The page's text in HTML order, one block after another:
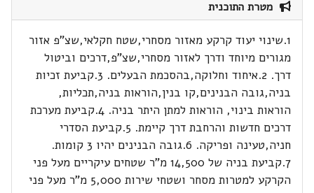
מטרת התוכנית
1.שינוי יעוד קרקע מאזור מסחרי,שטח חקלאי,שצ"פ אזור
מגורים מיוחד ודרך לאזור מסחרי,שצ"פ,דרכים וביטול
דרך. 2.איחוד וחלוקה,בהסכמת הבעלים. 3.קביעת זכיות
בניה,גובה הבנינים,קו בנין,הוראות בניה,תכליות,
הוראות בינוי, הוראות למתן היתר בניה. 4.קביעת מערכת
דרכים חדשות והרחבת דרך קיימת. 5.קביעת הסדרי
חניה,טעינה ופריקה. 6.גובה הבנינים יהיו 3 קומות.
7.קביעת בניה של 14,500 מ"ר שטחים עיקריים מעל פני
הקרקע למטרות מסחר ושטחי שירות 5,000 מ"ר מעל פני